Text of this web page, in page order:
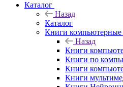
Каталог
Назад
Каталог
Книги компьютерные
Назад
Книги
Книги по
Книги
Книги